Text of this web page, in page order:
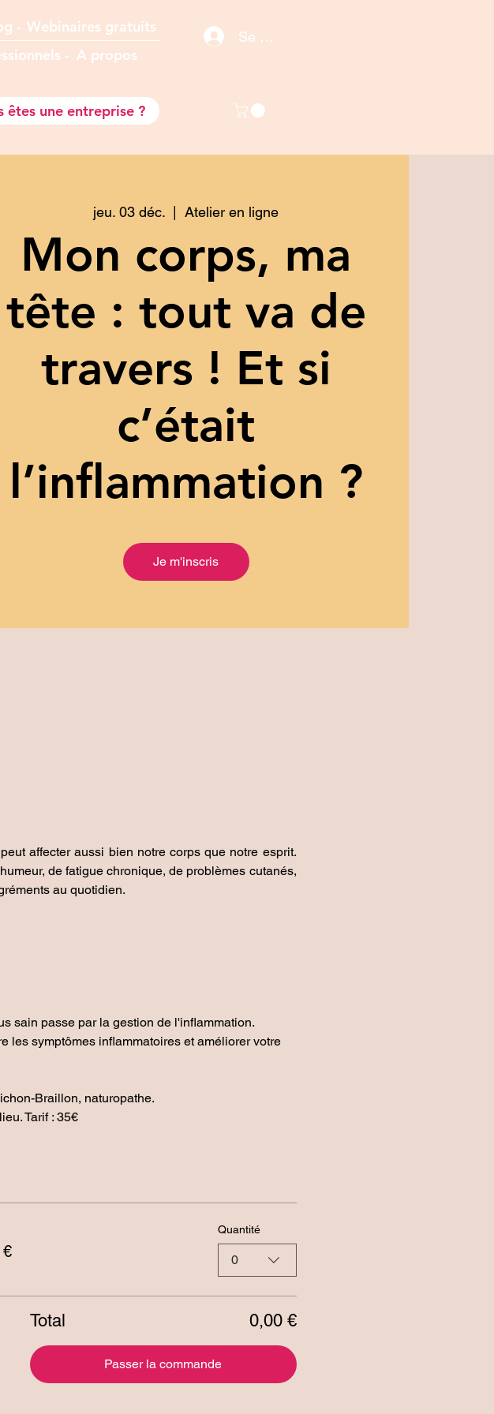
- Webinaires gratuits
- A propos
Se connecter / S'inscrire
êtes une entreprise ?
jeu. 03 déc.
  |
Atelier en ligne
Mon corps, ma
tête : tout va de
travers ! Et si
c’était
l’inflammation ?
Je m'inscris
affecter aussi bien notre corps que notre esprit.
de fatigue chronique, de problèmes cutanés,
au quotidien.
sain passe par la gestion de l'inflammation.
les symptômes inflammatoires et améliorer votre
Braillon, naturopathe.
Tarif : 35€
Quantité
0
Total 0,00 €
Passer la commande